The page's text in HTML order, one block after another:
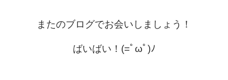
またのブログでお会いしましょう！
ばいばい！(=ﾟωﾟ)ﾉ